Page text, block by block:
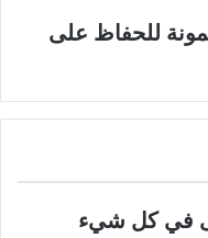
للحفاظ على
في كل شيء